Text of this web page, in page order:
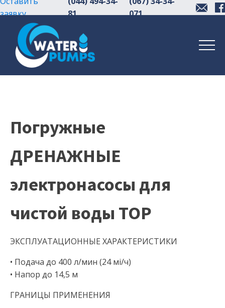
заявку
81
071
Погружные
ДРЕНАЖНЫЕ
электронасосы для
чистой воды TOP
ЭКСПЛУАТАЦИОННЫЕ ХАРАКТЕРИСТИКИ
• Подача до 400 л/мин (24 мі/ч)
• Напор до 14,5 м
ГРАНИЦЫ ПРИМЕНЕНИЯ